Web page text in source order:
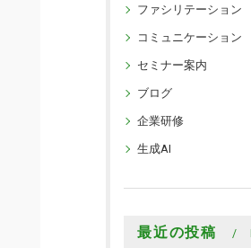
ファシリテーション
コミュニケーション
セミナー案内
ブログ
企業研修
生成AI
最近の投稿